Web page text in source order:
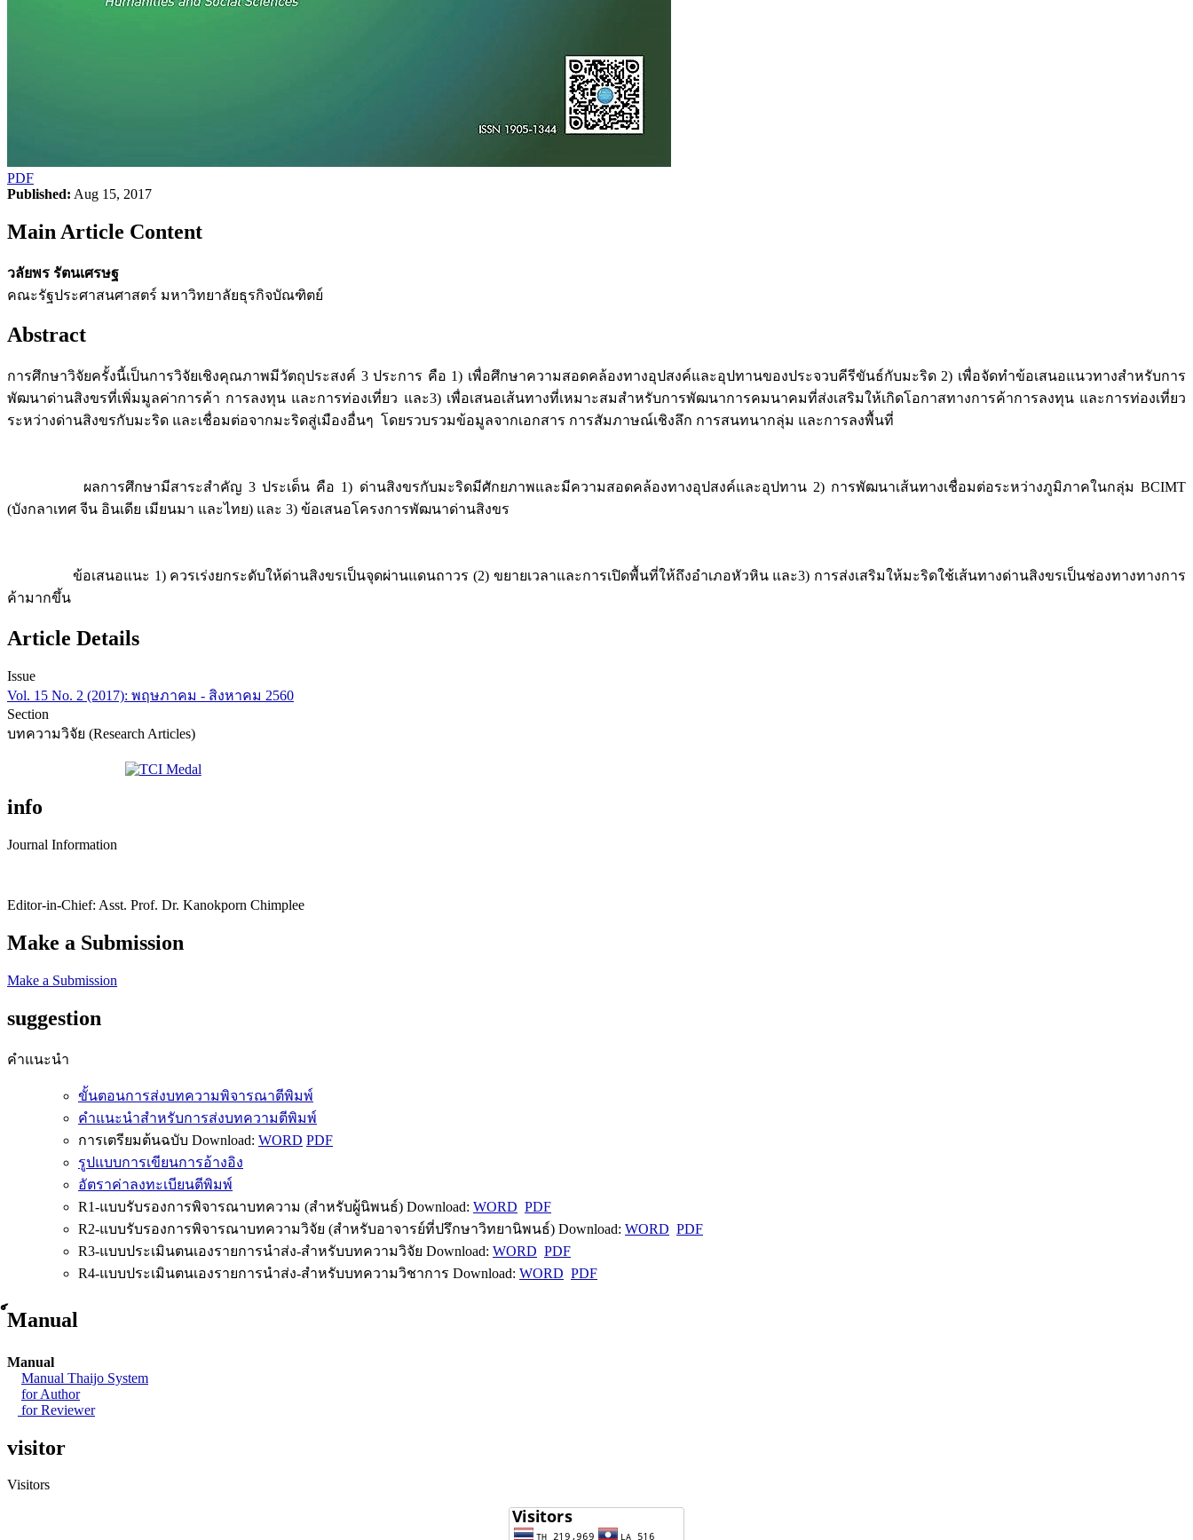
PDF
Published: Aug 15, 2017
Main Article Content
วลัยพร รัตนเศรษฐ
คณะรัฐประศาสนศาสตร์ มหาวิทยาลัยธุรกิจบัณฑิตย์
Abstract
การศึกษาวิจัยครั้งนี้เป็นการวิจัยเชิงคุณภาพมีวัตถุประสงค์ 3 ประการ คือ 1) เพื่อศึกษาความสอดคล้องทางอุปสงค์และอุปทานของประจวบคีรีขันธ์กับมะริด 2) เพื่อจัดทำข้อเสนอแนวทางสำหรับการ
พัฒนาด่านสิงขรที่เพิ่มมูลค่าการค้า การลงทุน และการท่องเที่ยว และ3) เพื่อเสนอเส้นทางที่เหมาะสมสำหรับการพัฒนาการคมนาคมที่ส่งเสริมให้เกิดโอกาสทางการค้าการลงทุน และการท่องเที่ยว
ระหว่างด่านสิงขรกับมะริด และเชื่อมต่อจากมะริดสู่เมืองอื่นๆ โดยรวบรวมข้อมูลจากเอกสาร การสัมภาษณ์เชิงลึก การสนทนากลุ่ม และการลงพื้นที่
ผลการศึกษามีสาระสำคัญ 3 ประเด็น คือ 1) ด่านสิงขรกับมะริดมีศักยภาพและมีความสอดคล้องทางอุปสงค์และอุปทาน 2) การพัฒนาเส้นทางเชื่อมต่อระหว่างภูมิภาคในกลุ่ม BCIMT
(บังกลาเทศ จีน อินเดีย เมียนมา และไทย) และ 3) ข้อเสนอโครงการพัฒนาด่านสิงขร
ข้อเสนอแนะ 1) ควรเร่งยกระดับให้ด่านสิงขรเป็นจุดผ่านแดนถาวร (2) ขยายเวลาและการเปิดพื้นที่ให้ถึงอำเภอหัวหิน และ3) การส่งเสริมให้มะริดใช้เส้นทางด่านสิงขรเป็นช่องทางทางการ
ค้ามากขึ้น
Article Details
Issue
Vol. 15 No. 2 (2017): พฤษภาคม - สิงหาคม 2560
Section
บทความวิจัย (Research Articles)
info
Journal Information
Editor-in-Chief: Asst. Prof. Dr. Kanokporn Chimplee
Make a Submission
Make a Submission
suggestion
คำแนะนำ
ขั้นตอนการส่งบทความพิจารณาตีพิมพ์
คำแนะนำสำหรับการส่งบทความตีพิมพ์
การเตรียมต้นฉบับ Download: WORD PDF
รูปแบบการเขียนการอ้างอิง
อัตราค่าลงทะเบียนตีพิมพ์
R1-แบบรับรองการพิจารณาบทความ (สำหรับผู้นิพนธ์) Download: WORD PDF
R2-แบบรับรองการพิจารณาบทความวิจัย (สำหรับอาจารย์ที่ปรึกษาวิทยานิพนธ์) Download: WORD PDF
R3-แบบประเมินตนเองรายการนำส่ง-สำหรับบทความวิจัย Download: WORD PDF
R4-แบบประเมินตนเองรายการนำส่ง-สำหรับบทความวิชาการ Download: WORD PDF
์Manual
Manual
Manual Thaijo System
for Author
for Reviewer
visitor
Visitors